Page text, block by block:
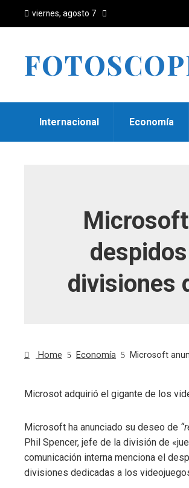
viernes, agosto 7
Internacional Economía
divisiones
Home Economía Microsoft
Microsot adquirió el gigante de los
Microsoft ha anunciado su deseo de
Phil Spencer, jefe de la división de
comunicación interna menciona el
divisiones dedicadas a los